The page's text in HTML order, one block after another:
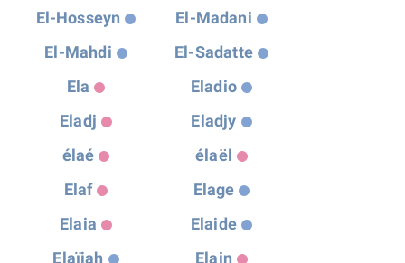
El-Hosseyn
El-Madani
El-Mahdi
El-Sadatte
Ela
Eladio
Eladj
Eladjy
élaé
élaël
Elaf
Elage
Elaia
Elaide
Elaïjah
Elain